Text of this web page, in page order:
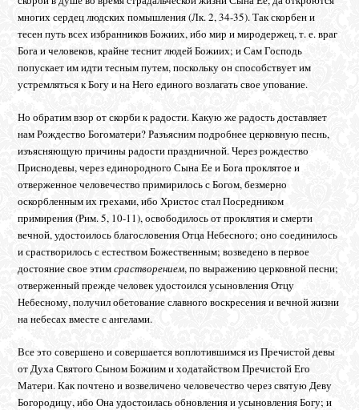
многих сердец людских помышления (Лк. 2, 34-35). Так скорбен и
тесен путь всех избранников Божиих, ибо мир и миродержец, т. е. враг
Бога и человеков, крайне теснит людей Божиих; и Сам Господь
попускает им идти тесным путем, поскольку он способствует им
устремляться к Богу и на Него единого возлагать свое упование.
Но обратим взор от скорби к радости. Какую же радость доставляет
нам Рождество Богоматери? Разъясним подробнее церковную песнь,
изъясняющую причины радости праздничной. Через рождество
Приснодевы, через единородного Сына Ее и Бога проклятое и
отверженное человечество примирилось с Богом, безмерно
оскорбленным их грехами, ибо Христос стал Посредником
примирения (Рим. 5, 10-11), освободилось от проклятия и смерти
вечной, удостоилось благословения Отца Небесного; оно соединилось
и срастворилось с естеством Божественным; возведено в первое
достояние свое этимсрастворением, по выражению церковной песни;
отверженный прежде человек удостоился усыновления Отцу
Небесному, получил обетование славного воскресения и вечной жизни
на небесах вместе с ангелами.
Все это совершено и совершается воплотившимся из Пречистой девы
от Духа Святого Сыном Божиим и ходатайством Пречистой Его
Матери. Как почтено и возвеличено человечество через святую Деву
Богородицу, ибо Она удостоилась обновления и усыновления Богу; и